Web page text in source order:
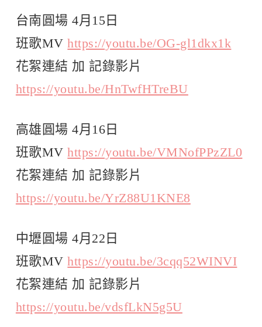
台南圓場 4月15日
班歌MVhttps://youtu.be/OG-gl1dkx1k
花絮連結 加 記錄影片
https://youtu.be/HnTwfHTreBU
高雄圓場 4月16日
班歌MVhttps://youtu.be/VMNofPPzZL0
花絮連結 加 記錄影片
https://youtu.be/YrZ88U1KNE8
中壢圓場 4月22日
班歌MVhttps://youtu.be/3cqq52WINVI
花絮連結 加 記錄影片
https://youtu.be/vdsfLkN5g5U